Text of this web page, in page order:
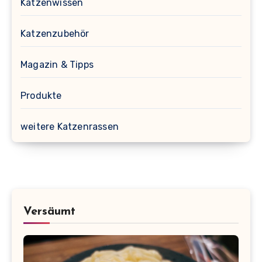
Katzenwissen
Katzenzubehör
Magazin & Tipps
Produkte
weitere Katzenrassen
Versäumt